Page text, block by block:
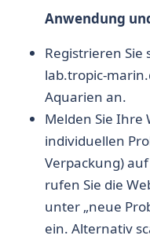
Anwendung
​Registrieren Sie
lab.tropic-
Aquarien an.
Melden Sie Ihre
individuellen
Verpackung)
rufen Sie die
unter „neue
ein. Alternativ